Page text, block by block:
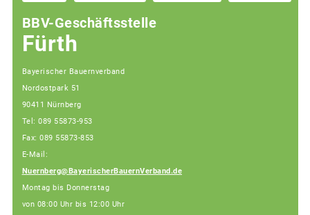
BBV-Geschäftsstelle
Fürth
Bayerischer Bauernverband
Nordostpark 51
90411 Nürnberg
Tel: 089 55873-953
Fax: 089 55873-853
E-Mail:
Nuernberg@BayerischerBauernVerband.de
Montag bis Donnerstag
von 08:00 Uhr bis 12:00 Uhr